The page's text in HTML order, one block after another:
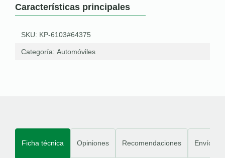
Características principales
SKU: KP-6103#64375
Categoría: Automóviles
Ficha técnica Opiniones Recomendaciones Envíos